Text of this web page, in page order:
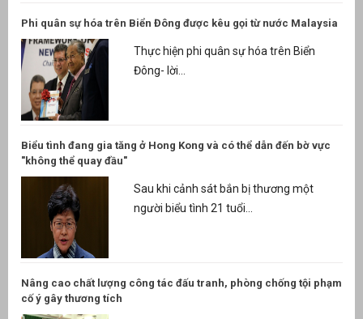
Phi quân sự hóa trên Biển Đông được kêu gọi từ nước Malaysia
Thực hiện phi quân sự hóa trên Biển
Đông- lời...
Biểu tình đang gia tăng ở Hong Kong và có thể dẫn đến bờ vực
"không thể quay đầu"
Sau khi cảnh sát bắn bị thương một
người biểu tình 21 tuổi...
Nâng cao chất lượng công tác đấu tranh, phòng chống tội phạm
cố ý gây thương tích